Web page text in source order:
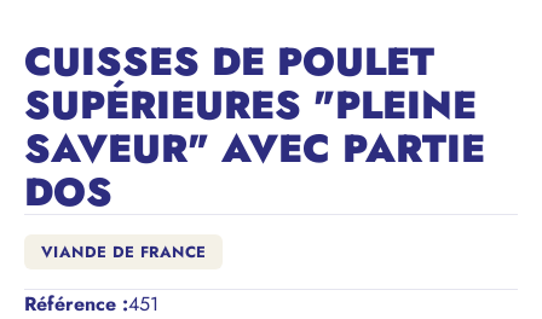
CUISSES DE POULET
SUPÉRIEURES "PLEINE
SAVEUR" AVEC PARTIE
DOS
VIANDE DE FRANCE
Référence :451